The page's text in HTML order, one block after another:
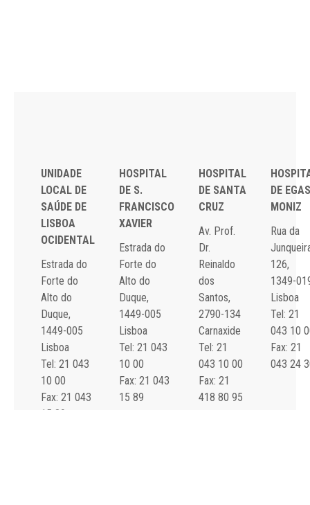
UNIDADE
LOCAL DE
SAÚDE DE
LISBOA
OCIDENTAL
Estrada do
Forte do
Alto do
Duque,
1449-005
Lisboa
Tel: 21 043
10 00
Fax: 21 043
15 89
HOSPITAL
DE S.
FRANCISCO
XAVIER
Estrada do
Forte do
Alto do
Duque,
1449-005
Lisboa
Tel: 21 043
10 00
Fax: 21 043
15 89
HOSPITAL
DE SANTA
CRUZ
Av. Prof.
Dr.
Reinaldo
dos
Santos,
2790-134
Carnaxide
Tel: 21
043 10 00
Fax: 21
418 80 95
DE EGAS
MONIZ
Rua da
126,
1349-
Lisboa
Tel: 21
043 10
Fax: 21
043 24